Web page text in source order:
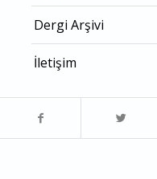
Dergi Arşivi
İletişim